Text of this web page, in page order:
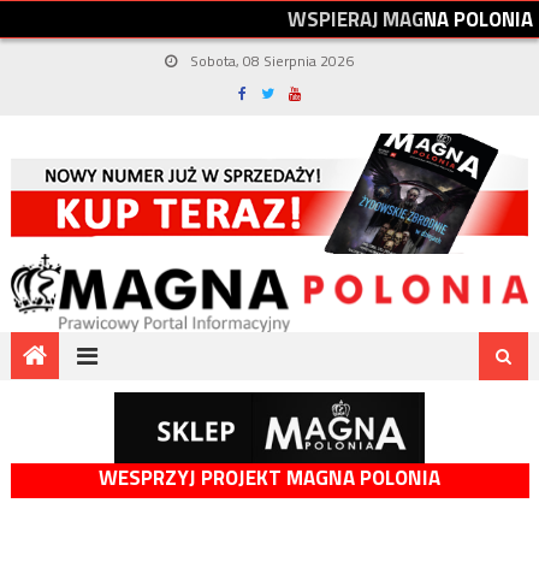
WSPIERAJMAGNAPOLONIA
Sobota, 08 Sierpnia 2026
WESPRZYJ PROJEKT MAGNA POLONIA